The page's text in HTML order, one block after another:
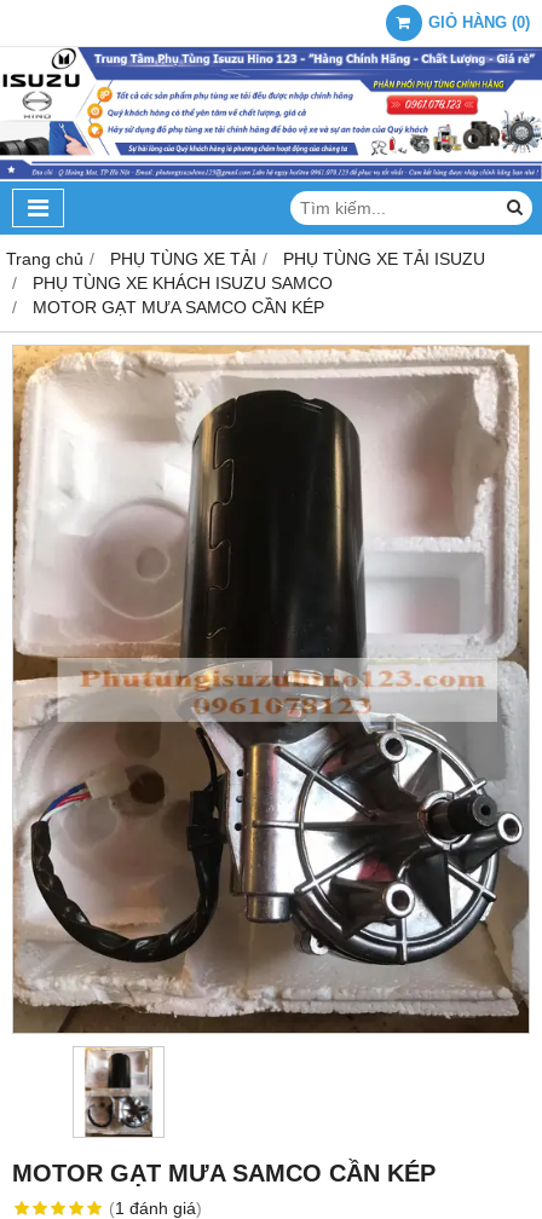
GIỎ HÀNG (0)
Trang chủ PHỤ TÙNG XE TẢI
PHỤ TÙNG XE TẢI ISUZU
PHỤ TÙNG XE KHÁCH ISUZU SAMCO
MOTOR GẠT MƯA SAMCO CẦN KÉP
MOTOR GẠT MƯA SAMCO CẦN KÉP
(1 đánh giá)